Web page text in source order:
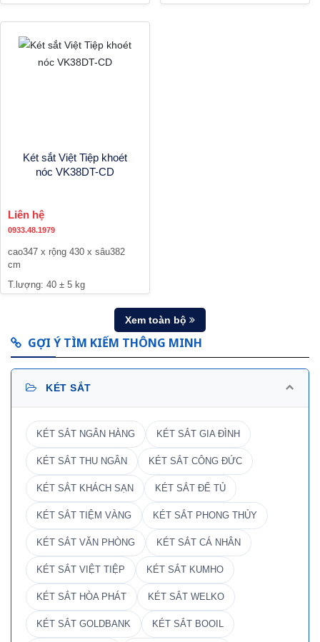
Két sắt Việt Tiệp khoét
nóc VK38DT-CD
Liên hệ
0933.48.1979
cao347 x rộng 430 x sâu382
cm
T.lượng: 40 ± 5 kg
Xem toàn bộ
GỢI Ý TÌM KIẾM THÔNG MINH
KÉT SẮT
KÉT SẮT NGÂN HÀNG KÉT SẮT GIA ĐÌNH
KÉT SẮT THU NGÂN KÉT SẮT CÔNG ĐỨC
KÉT SẮT KHÁCH SẠN KÉT SẮT ĐỂ TỦ
KÉT SẮT TIỆM VÀNG KÉT SẮT PHONG THỦY
KÉT SẮT VĂN PHÒNG KÉT SẮT CÁ NHÂN
KÉT SẮT VIỆT TIỆP KÉT SẮT KUMHO
KÉT SẮT HÒA PHÁT KÉT SẮT WELKO
KÉT SẮT GOLDBANK KÉT SẮT BOOIL